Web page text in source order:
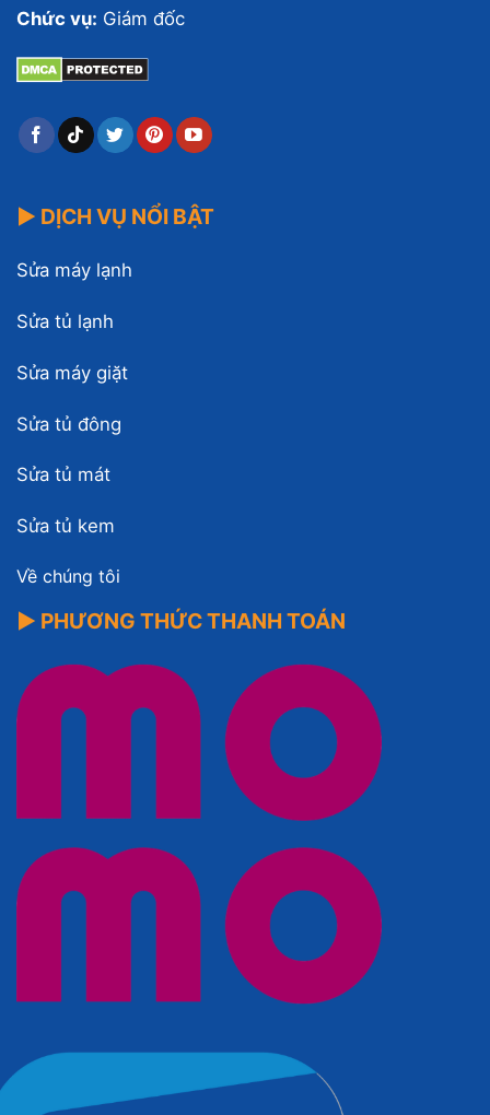
Chức vụ: Giám đốc
▶ DỊCH VỤ NỔI BẬT
Sửa máy lạnh
Sửa tủ lạnh
Sửa máy giặt
Sửa tủ đông
Sửa tủ mát
Sửa tủ kem
Về chúng tôi
▶ PHƯƠNG THỨC THANH TOÁN